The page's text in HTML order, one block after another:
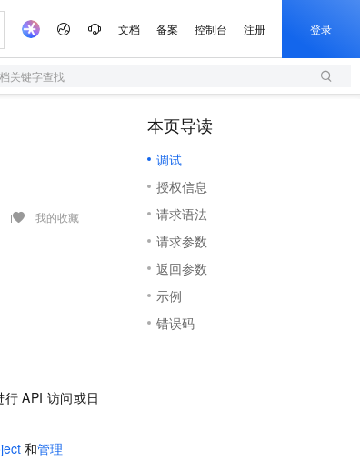
文档 备案 控制台 注册 登录
关键字查找
我的收藏
API 访问或日
和管理
本页导读
调试
授权信息
请求语法
请求参数
返回参数
示例
错误码
语音识别与合成
Qwen3-TTS-Flash
计算服务
全托管，含MySQL、PostgreSQL、SQL Server、MariaDB多引擎
轻量应用服务器
数字证书管理服务（原SSL证书）
实现全站HTTPS，呈现可信的WEB访问
短信服务
大数据开发治理平台 DataWorks
业的 PPT
轻松开启游戏
Agency Agents：拥有专属领域专家
HappyHorse 打造一站式影视创作平台
漫剧工坊：一站式动画创作平台
快速生产连贯的高质量长漫剧
10 分钟搭建微信、支付宝小程序
高效部署网站，快速应用到小程序
键激活电商全链路生产力
极速上线
办公新体验
AI 活动
AI 生产力先锋
先锋实践拓展 AI 生产力的边界
飞天发布时刻
所见，即是所愿
AI 实训营
从基础到进阶，Agent 创客手把手教你
创新加速
阿里云 OPC 创新助力计划
Token 补贴，五大权
益加速 OPC 成功
专业服务
公司注册
上云迁移
代维服务
服务伙伴合作计划
Al MaaS 服务伙伴赋能合作
伙伴信用分合作计划
更多支持
合作伙伴培训与认证
查询合作伙伴
登录合作伙伴管理后台
开发者社区
镜像站
我要反馈
我要建议
加入我们
校园招聘